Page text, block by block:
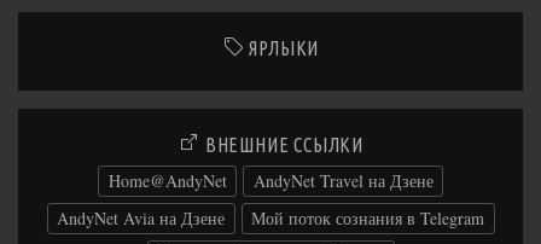
ЯРЛЫКИ
ВНЕШНИЕ ССЫЛКИ
Home@AndyNet
AndyNet Travel на Дзене
AndyNet Avia на Дзене
Мой поток сознания в Telegram